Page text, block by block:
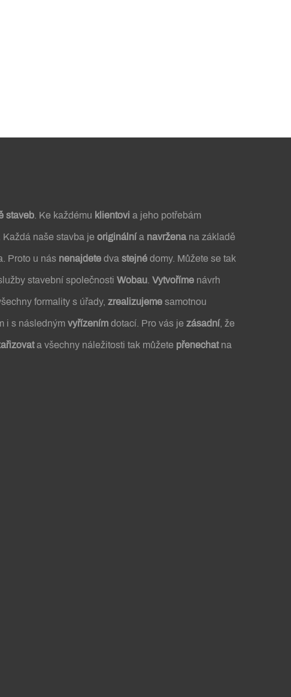
staveb . Ke každému klientovi a jeho potřebám
. Každá naše stavba je originální a navrženana základě
Proto u nás nenajdete dva stejné domy. Můžete se tak
stavební společnosti Wobau Vytvoříme návrh
formality s úřady, zrealizujeme samotnou
i s následným vyřízením dotací. Pro vás je zásadní , že
a všechny náležitosti tak můžete přenechatna